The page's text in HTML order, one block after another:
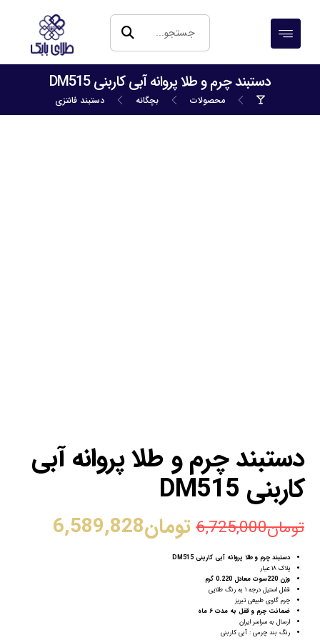
دستبند چرم و طلا پروانه آبی کاربنی DM515
محصولات بچگانه دستبند فانتزی
دستبند چرم و طلا پروانه آبی
کاربنی DM515
تومان6,725,000 تومان6,589,828
دستبند چرم و طلا پروانه آبی کاربنی DM515
پلاک ۱۸ عیار
وزن 220سوت معادل 0.220 گرم
قفل استیل درجه ۱ به رنگ طلایی
چرم گاوی طبیعی تبریز
ضمانت چرم و قفل به مدت ۶ ماه
ارسال به سراسر ایران
رنگ بند چرمی : آبی کاربنی